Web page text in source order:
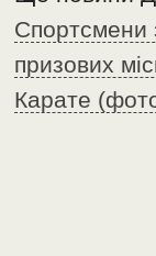
Спортсмени
призових
Карате